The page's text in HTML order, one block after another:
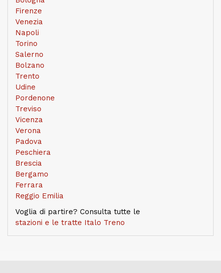
Firenze
Venezia
Napoli
Torino
Salerno
Bolzano
Trento
Udine
Pordenone
Treviso
Vicenza
Verona
Padova
Peschiera
Brescia
Bergamo
Ferrara
Reggio Emilia
Voglia di partire? Consulta tutte le
stazioni e le tratte Italo Treno